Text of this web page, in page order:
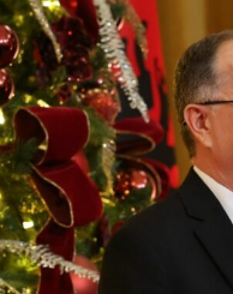
Art Jete
Kulturë
Showbiz
Ekonomi
Teknologji